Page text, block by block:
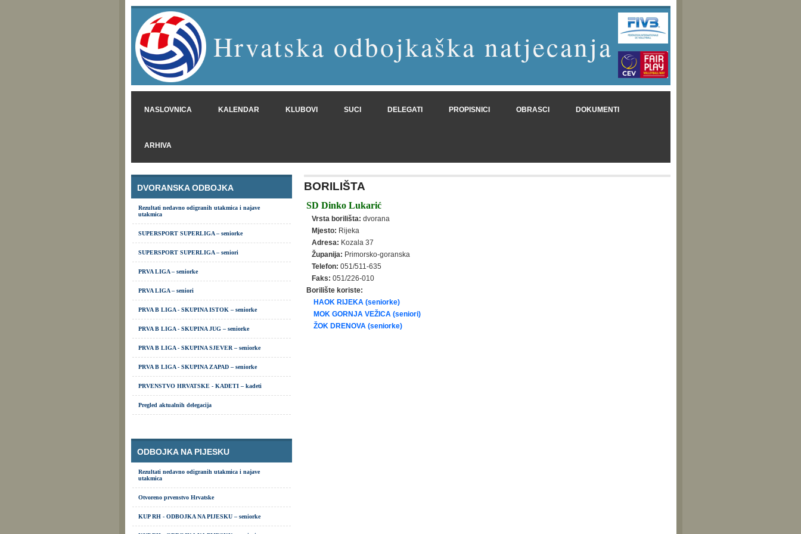
Hrvatska odbojkaška natjecanja
NASLOVNICA KALENDAR KLUBOVI SUCI DELEGATI PROPISNICI OBRASCI DOKUMENTI
ARHIVA
DVORANSKA ODBOJKA
Rezultati nedavno odigranih utakmica i najave
utakmica
SUPERSPORT SUPERLIGA – seniorke
SUPERSPORT SUPERLIGA – seniori
PRVA LIGA – seniorke
PRVA LIGA – seniori
PRVA B LIGA - SKUPINA ISTOK – seniorke
PRVA B LIGA - SKUPINA JUG – seniorke
PRVA B LIGA - SKUPINA SJEVER – seniorke
PRVA B LIGA - SKUPINA ZAPAD – seniorke
PRVENSTVO HRVATSKE - KADETI – kadeti
Pregled aktualnih delegacija
ODBOJKA NA PIJESKU
Rezultati nedavno odigranih utakmica i najave
utakmica
Otvoreno prvenstvo Hrvatske
KUP RH - ODBOJKA NA PIJESKU – seniorke
BORILIŠTA
SD Dinko Lukarić
Vrsta borilišta: dvorana
Mjesto: Rijeka
Adresa: Kozala 37
Županija: Primorsko-goranska
Telefon: 051/511-635
Faks: 051/226-010
Borilište koriste:
HAOK RIJEKA (seniorke)
MOK GORNJA VEŽICA (seniori)
ŽOK DRENOVA (seniorke)